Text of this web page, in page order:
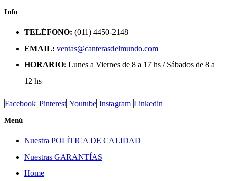
Info
TELÉFONO: (011) 4450-2148
EMAIL: ventas@canterasdelmundo.com
HORARIO: Lunes a Viernes de 8 a 17 hs / Sábados de 8 a
12 hs
Facebook Pinterest Youtube Instagram Linkedin
Menú
Nuestra POLÍTICA DE CALIDAD
Nuestras GARANTÍAS
Home